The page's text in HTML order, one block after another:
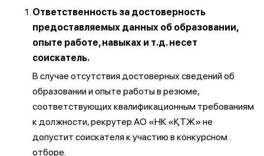
Ответственность за достоверность
предоставляемых данных об образовании,
опыте работе, навыках и т.д. несет
соискатель.
В случае отсутствия достоверных сведений об
образовании и опыте работы в резюме,
соответствующих квалификационным требованиям
к должности, рекрутер АО «НК «ҚТЖ» не
допустит соискателя к участию в конкурсном
отборе.